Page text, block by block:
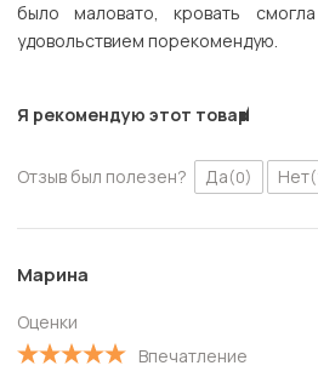
было маловато, кровать
удовольствием порекомендую.
Я рекомендую этот товар
Отзыв был полезен? Да(0) Нет
Марина
Оценки
Впечатление